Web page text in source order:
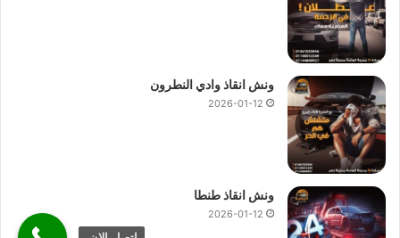
ونش انقاذ وادي النطرون
2026-01-12
ونش انقاذ طنطا
2026-01-12